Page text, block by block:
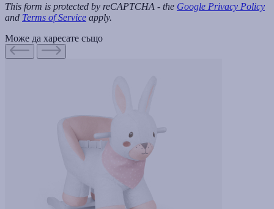
This form is protected by reCAPTCHA - the Google Privacy Policy
and Terms of Service apply.
Може да харесате също